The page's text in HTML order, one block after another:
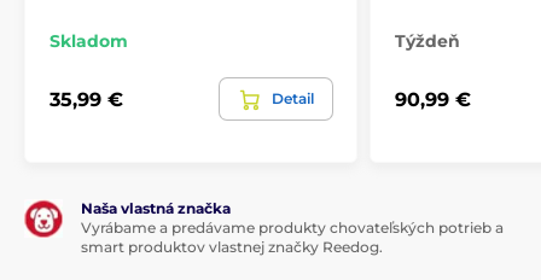
Skladom
35,99 € Detail
Týždeň
90,99 €
Naša vlastná značka
Vyrábame a predávame produkty chovateľských potrieb a
smart produktov vlastnej značky Reedog.